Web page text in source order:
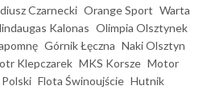
Czarnecki Orange Sport Warta
Kalonas Olimpia Olsztynek
Górnik Łęczna Naki Olsztyn
Klepczarek MKS Korsze Motor
Flota Świnoujście Hutnik